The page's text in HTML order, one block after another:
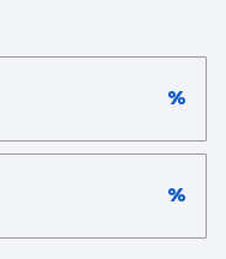
%
%